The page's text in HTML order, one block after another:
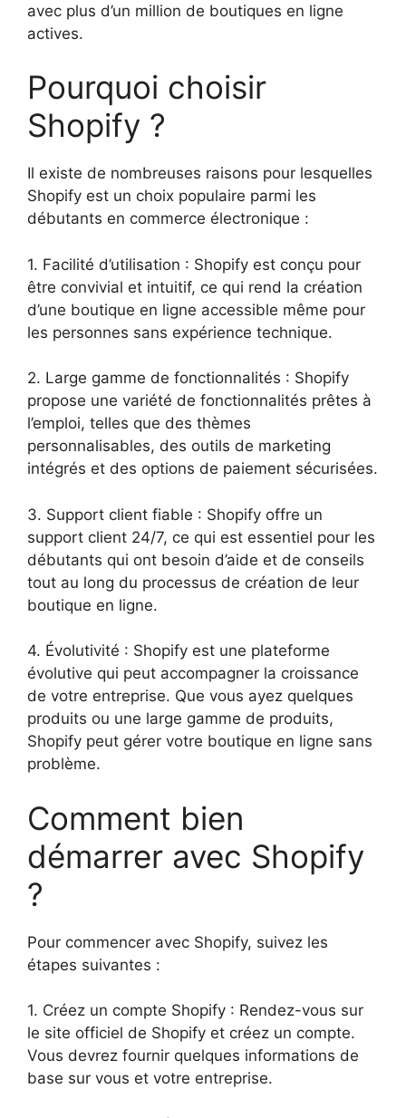
avec plus d’un million de boutiques en ligne
actives.
Pourquoi choisir
Shopify ?
Il existe de nombreuses raisons pour lesquelles
Shopify est un choix populaire parmi les
débutants en commerce électronique :
1. Facilité d’utilisation : Shopify est conçu pour
être convivial et intuitif, ce qui rend la création
d’une boutique en ligne accessible même pour
les personnes sans expérience technique.
2. Large gamme de fonctionnalités : Shopify
propose une variété de fonctionnalités prêtes à
l’emploi, telles que des thèmes
personnalisables, des outils de marketing
intégrés et des options de paiement sécurisées.
3. Support client fiable : Shopify offre un
support client 24/7, ce qui est essentiel pour les
débutants qui ont besoin d’aide et de conseils
tout au long du processus de création de leur
boutique en ligne.
4. Évolutivité : Shopify est une plateforme
évolutive qui peut accompagner la croissance
de votre entreprise. Que vous ayez quelques
produits ou une large gamme de produits,
Shopify peut gérer votre boutique en ligne sans
problème.
Comment bien
démarrer avec Shopify
?
Pour commencer avec Shopify, suivez les
étapes suivantes :
1. Créez un compte Shopify : Rendez-vous sur
le site officiel de Shopify et créez un compte.
Vous devrez fournir quelques informations de
base sur vous et votre entreprise.